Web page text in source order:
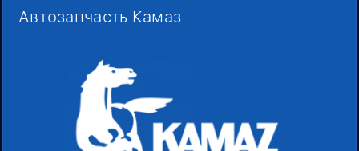
Автозапчасть Камаз